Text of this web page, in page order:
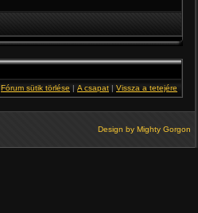
Fórum sütik törlése | A csapat | Vissza a tetejére
Design by Mighty Gorgon